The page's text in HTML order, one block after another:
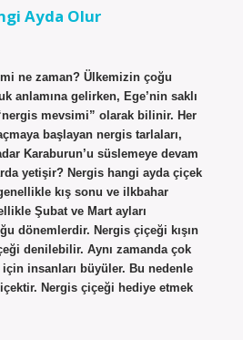
Ayda Olur
ne zaman? Ülkemizin çoğu
anlamına gelirken, Ege’nin saklı
mevsimi” olarak bilinir. Her
başlayan nergis tarlaları,
Karaburun’u süslemeye devam
yetişir? Nergis hangi ayda çiçek
kış sonu ve ilkbahar
Şubat ve Mart ayları
dönemlerdir. Nergis çiçeği kışın
denilebilir. Aynı zamanda çok
insanları büyüler. Bu nedenle
Nergis çiçeği hediye etmek